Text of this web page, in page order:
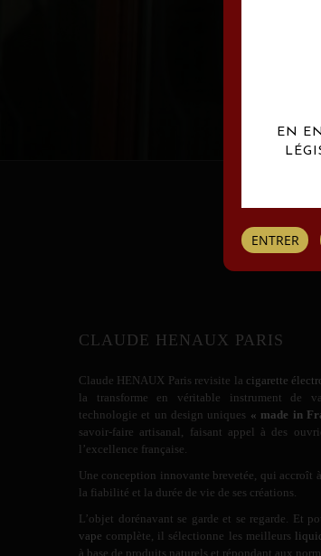
CLAUDE HENAUX PARIS
Claude HENAUX Paris revisite la cigarette
la transforme en véritable instrument de
technologie et un design uniques « made in
savoir-faire artisanal, faisant appel à des
l’excellence française.
Une conception innovante brevetée, qui accroît
la fiabilité et la durée de vie de ses créations.
L’objet dorénavant se garde et se regarde. Et
vape complète, il sélectionne les meilleurs
à base de produits naturels et répondant aux
EN
ENTRER